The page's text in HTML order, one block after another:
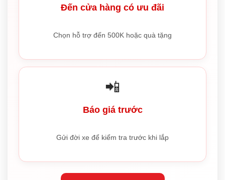
Đến cửa hàng có ưu đãi
Chọn hỗ trợ đến 500K hoặc quà tặng
📲
Báo giá trước
Gửi đời xe để kiểm tra trước khi lắp